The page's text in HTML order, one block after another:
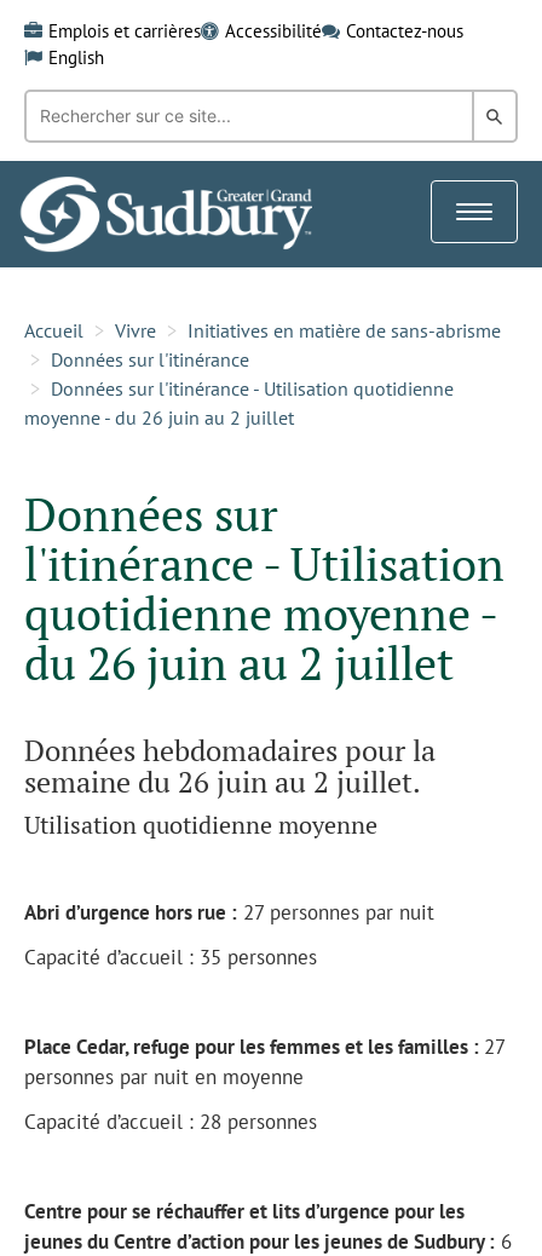
content
Emplois et carrières Accessibilité
Contactez-nous
English
Recherche
mot-
clé:
dans
Toggle
Accueil Vivre
Initiatives en matière de sans-abrisme
Données sur l'itinérance
Données sur l'itinérance - Utilisation quotidienne
moyenne - du 26 juin au 2 juillet
Données sur
l'itinérance - Utilisation
quotidienne moyenne -
du 26 juin au 2 juillet
Données hebdomadaires pour la
semaine du 26 juin au 2 juillet.
Utilisation quotidienne moyenne
Abri d’urgence hors rue : 27 personnes par nuit
Capacité d’accueil : 35 personnes
Place Cedar, refuge pour les femmes et les familles : 27
personnes par nuit en moyenne
Capacité d’accueil : 28 personnes
Centre pour se réchauffer et lits d’urgence pour les
jeunes du Centre d’action pour les jeunes de Sudbury : 6